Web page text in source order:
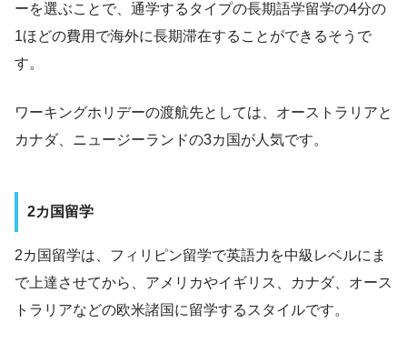
ーを選ぶことで、通学するタイプの長期語学留学の4分の
1ほどの費用で海外に長期滞在することができるそうで
す。
ワーキングホリデーの渡航先としては、オーストラリアと
カナダ、ニュージーランドの3カ国が人気です。
2カ国留学
2カ国留学は、フィリピン留学で英語力を中級レベルにま
で上達させてから、アメリカやイギリス、カナダ、オース
トラリアなどの欧米諸国に留学するスタイルです。